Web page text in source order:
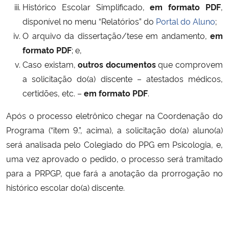
Histórico Escolar Simplificado,em formato PDF,
disponível no menu “Relatórios” do Portal do Aluno;
O arquivo da dissertação/tese em andamento, em
formato PDF; e,
Caso existam,outros documentosque comprovem
a solicitação do(a) discente – atestados médicos,
certidões, etc. – em formato PDF.
Após o processo eletrônico chegar na Coordenação do
Programa (“item 9.”, acima), a solicitação do(a) aluno(a)
será analisada pelo Colegiado do PPG em Psicologia, e,
uma vez aprovado o pedido, o processo será tramitado
para a PRPGP, que fará a anotação da prorrogação no
histórico escolar do(a) discente.